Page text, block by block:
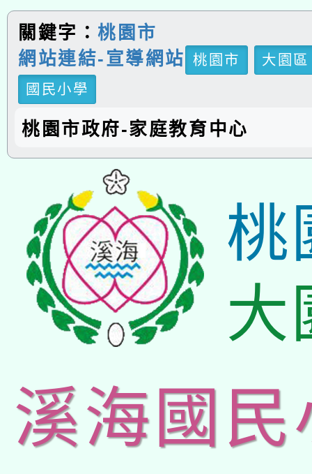
關鍵字：桃園市
網站連結-宣導網站
桃園市
大園區
國民小學
桃園市政府-家庭教育中心
桃
大
溪海國民